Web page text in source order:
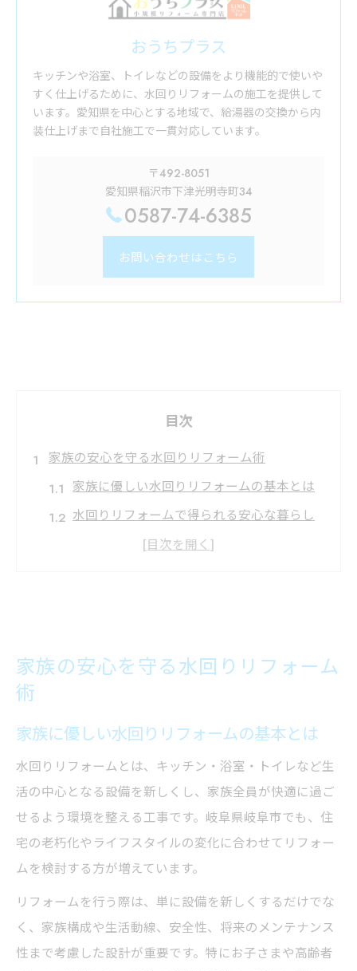
おうちプラス
キッチンや浴室、トイレなどの設備をより機能的で使いや
すく仕上げるために、水回りリフォームの施工を提供して
います。愛知県を中心とする地域で、給湯器の交換から内
装仕上げまで自社施工で一貫対応しています。
〒492-8051
愛知県稲沢市下津光明寺町34
0587-74-6385
お問い合わせはこちら
目次
家族の安心を守る水回りリフォーム術
家族に優しい水回りリフォームの基本とは
水回りリフォームで得られる安心な暮らし
水回りリフォームが快適生活を支える理由
仕組み
快適な日常を支える水回りの役割とは何か
水回りリフォームで叶う毎日の時短と効率
化
給湯器交換も含めた水回りリフォームの重
要性
水回りリフォームが家族の健康を守る理由
給湯器の故障に備えた賢いリフォーム計画
給湯器トラブルを防ぐ水回りリフォーム計
家族の安心を守る水回りリフォーム
術
家族に優しい水回りリフォームの基本とは
水回りリフォームとは、キッチン・浴室・トイレなど生
活の中心となる設備を新しくし、家族全員が快適に過ご
せるよう環境を整える工事です。岐阜県岐阜市でも、住
宅の老朽化やライフスタイルの変化に合わせてリフォー
ムを検討する方が増えています。
リフォームを行う際は、単に設備を新しくするだけでな
く、家族構成や生活動線、安全性、将来のメンテナンス
性まで考慮した設計が重要です。特にお子さまや高齢者